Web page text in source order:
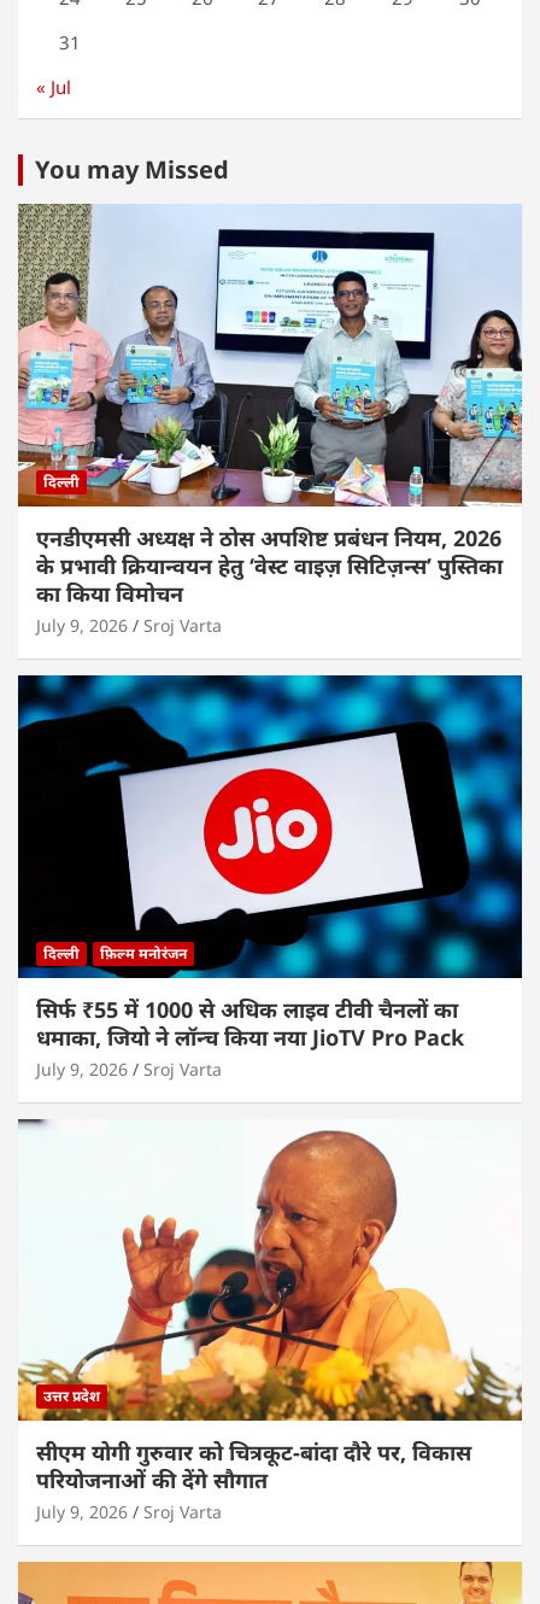
31
« Jul
You may Missed
दिल्ली
एनडीएमसी अध्यक्ष ने ठोस अपशिष्ट प्रबंधन नियम, 2026
के प्रभावी क्रियान्वयन हेतु ‘वेस्ट वाइज़ सिटिज़न्स’ पुस्तिका
का किया विमोचन
July 9, 2026 Sroj Varta
दिल्ली फ़िल्म मनोरंजन
सिर्फ ₹55 में 1000 से अधिक लाइव टीवी चैनलों का
धमाका, जियो ने लॉन्च किया नया JioTV Pro Pack
July 9, 2026 Sroj Varta
उत्तर प्रदेश
सीएम योगी गुरुवार को चित्रकूट-बांदा दौरे पर, विकास
परियोजनाओं की देंगे सौगात
July 9, 2026 Sroj Varta